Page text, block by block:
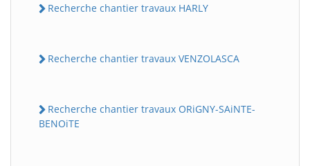
Recherche chantier travaux HARLY
Recherche chantier travaux VENZOLASCA
Recherche chantier travaux ORiGNY-SAiNTE-
BENOiTE